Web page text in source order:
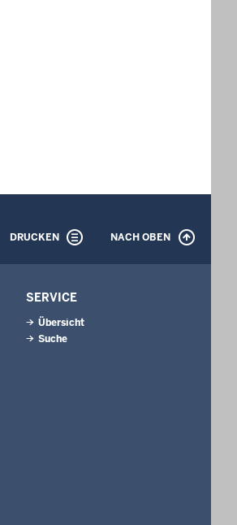
DRUCKEN NACH OBEN
SERVICE
Übersicht
Suche